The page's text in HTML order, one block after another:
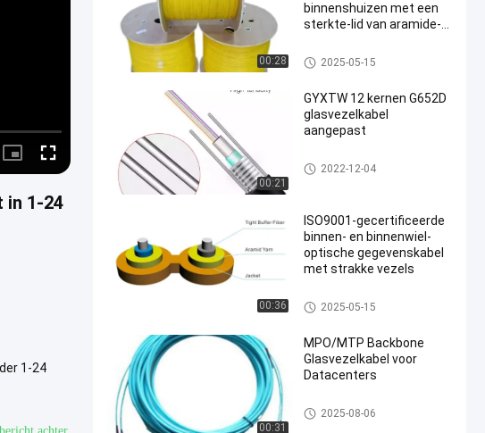
Picture- Fullscreen
in 1-24
1-24
achter.
00:28
binnenshuizen met een
sterkte-lid van aramide-
inwendige omhulsel
Binnenvezel optische kabel
2025-05-15
00:21
GYXTW 12 kernen G652D
glasvezelkabel
aangepast
Openlucht Luchtvezel Optisch
e Kabel
2022-12-04
00:36
ISO9001-gecertificeerde
binnen- en binnenwiel-
optische gegevenskabel
met strakke vezels
Binnenvezel optische kabel
2025-05-15
00:31
MPO/MTP Backbone
Glasvezelkabel voor
Datacenters
Openlucht Luchtvezel Optisch
e Kabel
2025-08-06